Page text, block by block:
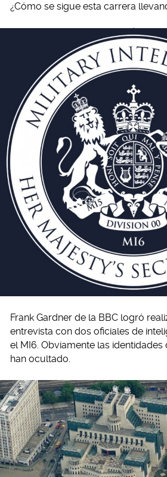
¿Cómo se sigue esta carrera
Frank Gardner de la BBC logró
entrevista con dos oficiales de
el MI6. Obviamente las identidades
han ocultado.